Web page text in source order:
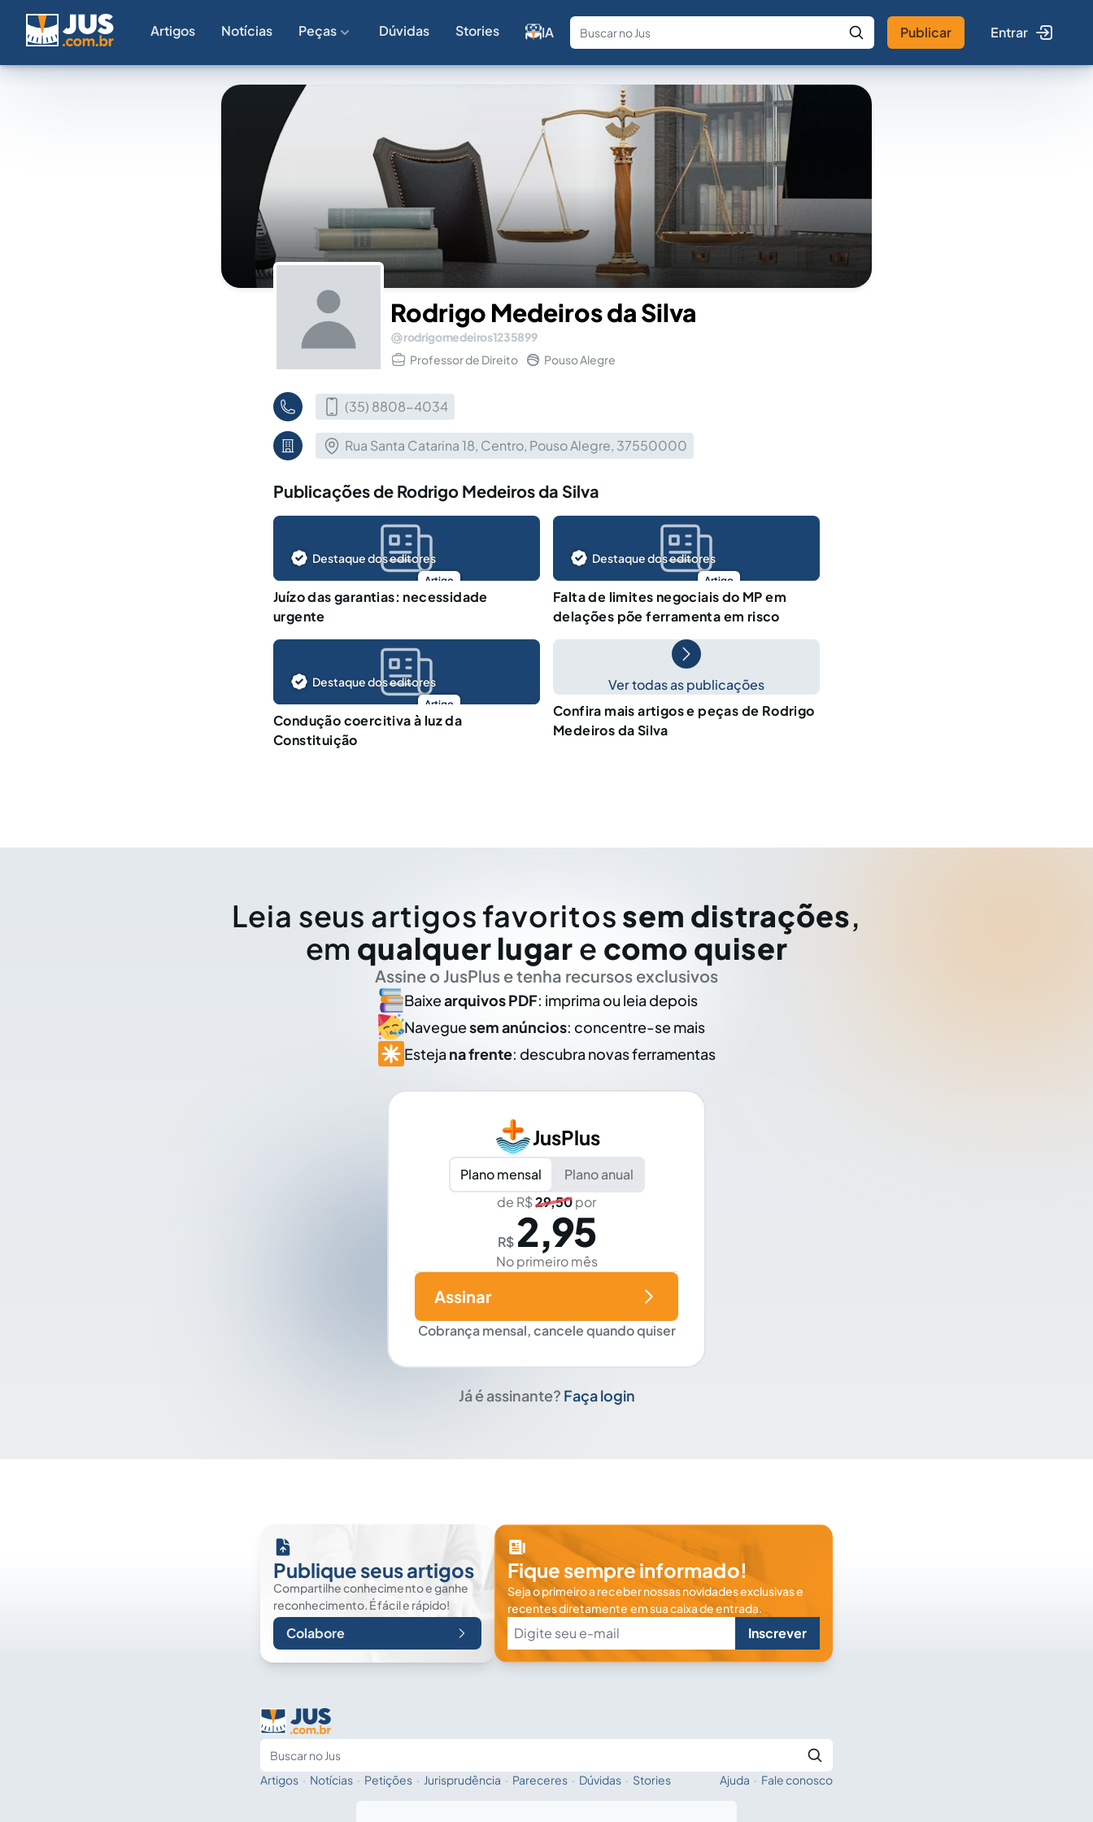
Artigos Notícias Peças Dúvidas Stories IA
Fale com a IA Buscar no Jus
Publicar Entrar
Rodrigo Medeiros da Silva
rodrigomedeiros1235899
Professor de Direito
Pouso Alegre
(35) 8808-4034
Rua Santa Catarina 18, Centro, Pouso Alegre, 37550000
Publicações de Rodrigo Medeiros da Silva
Artigo
Destaque dos editores
Juízo das garantias: necessidade
urgente
Artigo
Destaque dos editores
Falta de limites negociais do MP em
delações põe ferramenta em risco
Artigo
Destaque dos editores
Condução coercitiva à luz da
Constituição
Ver todas as publicações
Confira mais artigos e peças de Rodrigo
Medeiros da Silva
Leia seus artigos favoritos sem distrações,
em qualquer lugar e como quiser
Assine o JusPlus e tenha recursos exclusivos
Baixearquivos PDF: imprima ou leia depois
Naveguesem anúncios: concentre-se mais
Esteja na frente: descubra novas ferramentas
JusPlus
Plano mensal
Plano anual
de R$29,50por
R$ 2,95
No primeiro mês
Cobrança mensal, cancele quando quiser
Assinar
Já é assinante? Faça login
Publique seus artigos
Compartilhe conhecimento e ganhe
reconhecimento. É fácil e rápido!
Colabore
Fique sempre informado!
Seja o primeiro a receber nossas novidades exclusivas e
recentes diretamente em sua caixa de entrada.
Inscrever
Artigos · Notícias · Petições · Jurisprudência · Pareceres · Dúvidas · Stories Ajuda · Fale conosco